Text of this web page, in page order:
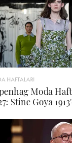
HAFTALARI
Moda
Stine Goya